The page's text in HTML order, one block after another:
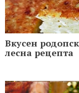
Вкусен
лесна рецепта